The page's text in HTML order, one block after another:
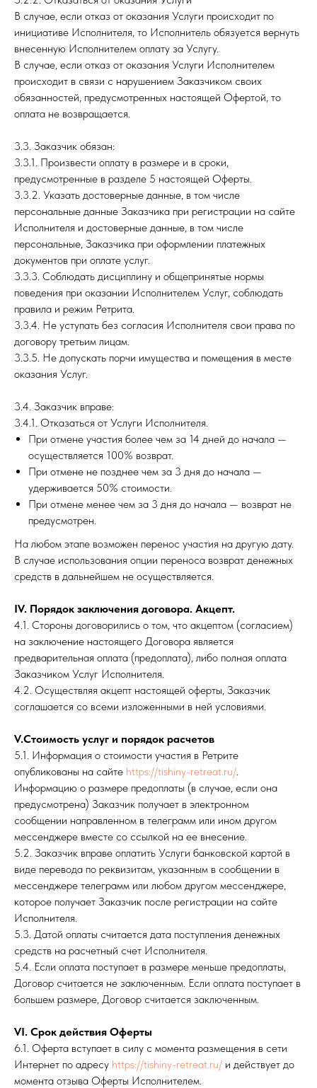
В случае, если отказ от оказания Услуги происходит по
инициативе Исполнителя, то Исполнитель обязуется вернуть
внесенную Исполнителем оплату за Услугу.
В случае, если отказ от оказания Услуги Исполнителем
происходит в связи с нарушением Заказчиком своих
обязанностей, предусмотренных настоящей Офертой, то
оплата не возвращается.
3.3. Заказчик обязан:
3.3.1. Произвести оплату в размере и в сроки,
предусмотренные в разделе 5 настоящей Оферты.
3.3.2. Указать достоверные данные, в том числе
персональные данные Заказчика при регистрации на сайте
Исполнителя и достоверные данные, в том числе
персональные, Заказчика при оформлении платежных
документов при оплате услуг.
3.3.3. Соблюдать дисциплину и общепринятые нормы
поведения при оказании Исполнителем Услуг, соблюдать
правила и режим Ретрита.
3.3.4. Не уступать без согласия Исполнителя свои права по
договору третьим лицам.
3.3.5. Не допускать порчи имущества и помещения в месте
оказания Услуг.
3.4. Заказчик вправе:
3.4.1. Отказаться от Услуги Исполнителя.
При отмене участия более чем за 14 дней до начала —
осуществляется 100% возврат.
При отмене не позднее чем за 3 дня до начала —
удерживается 50% стоимости.
При отмене менее чем за 3 дня до начала — возврат не
предусмотрен.
На любом этапе возможен перенос участия на другую дату.
В случае использования опции переноса возврат денежных
средств в дальнейшем не осуществляется.
IV. Порядок заключения договора. Акцепт.
4.1. Стороны договорились о том, что акцептом (согласием)
на заключение настоящего Договора является
предварительная оплата (предоплата), либо полная оплата
Заказчиком Услуг Исполнителя.
4.2. Осуществляя акцепт настоящей оферты, Заказчик
соглашается со всеми изложенными в ней условиями.
V.Стоимость услуг и порядок расчетов
5.1. Информация о стоимости участия в Ретрите
опубликованы на сайте https://tishiny-retreat.ru/
Информацию о размере предоплаты (в случае, если она
предусмотрена) Заказчик получает в электронном
сообщении направленном в телеграмм или ином другом
мессенджере вместе со ссылкой на ее внесение.
5.2. Заказчик вправе оплатить Услуги банковской картой в
виде перевода по реквизитам, указанным в сообщении в
мессенджере телеграмм или любом другом мессенджере,
которое получает Заказчик после регистрации на сайте
Исполнителя.
5.3. Датой оплаты считается дата поступления денежных
средств на расчетный счет Исполнителя.
5.4. Если оплата поступает в размере меньше предоплаты,
Договор считается не заключенным. Если оплата поступает в
большем размере, Договор считается заключенным.
VI. Срок действия Оферты
6.1. Оферта вступает в силу с момента размещения в сети
Интернет по адресу https://tishiny-retreat.ru/ и действует до
момента отзыва Оферты Исполнителем.